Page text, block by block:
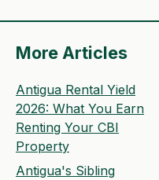
More Articles
Antigua Rental Yield
2026: What You Earn
Renting Your CBI
Property
Antigua's Sibling